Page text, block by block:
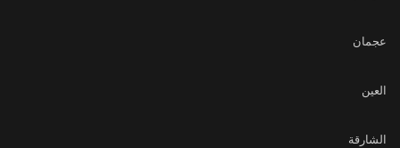
عجمان
العين
الشارقة